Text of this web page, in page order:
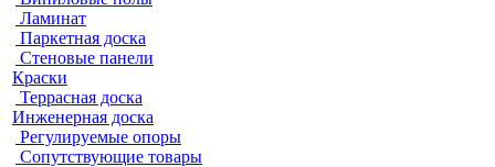
Ламинат
Паркетная доска
Стеновые панели
Краски
Террасная доска
Инженерная доска
Регулируемые опоры
Сопутствующие товары